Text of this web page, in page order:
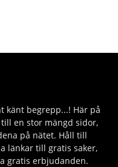
känt begrepp...! Här på
en stor mängd sidor,
på nätet. Håll till
länkar till gratis saker,
gratis erbjudanden.